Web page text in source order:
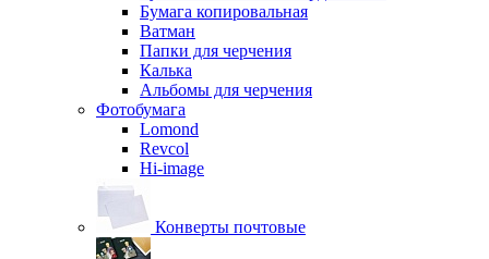
Бумага копировальная
Ватман
Папки для черчения
Калька
Альбомы для черчения
Фотобумага
Lomond
Revcol
Hi-image
Конверты почтовые